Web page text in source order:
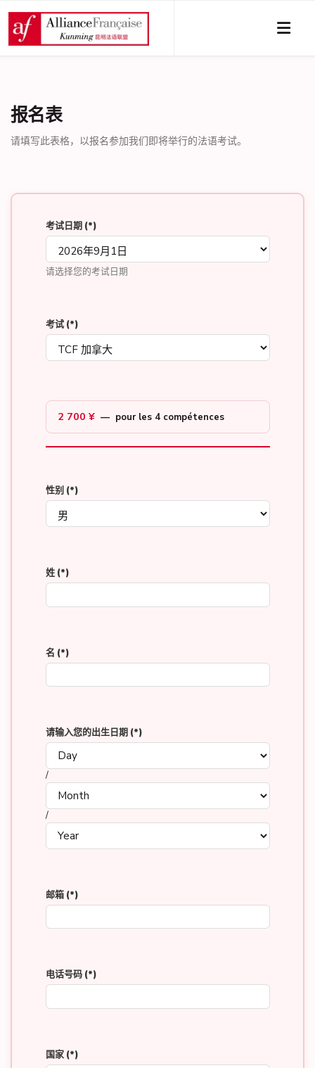
报名表
请填写此表格，以报名参加我们即将举行的法语考试。
考试日期 (*)
请选择您的考试日期
考试 (*)
2 700 ¥— pour les 4 compétences
性别 (*)
姓 (*)
名 (*)
请输入您的出生日期 (*)
/
/
邮箱 (*)
电话号码 (*)
国家 (*)